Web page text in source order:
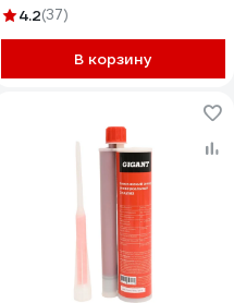
4.2(37)
В корзину